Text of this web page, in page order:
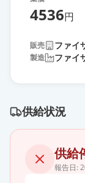
4536円
販売 ファイ
製造 ファイ
供給状況
供給
報告日: